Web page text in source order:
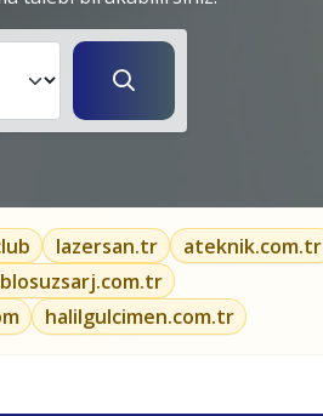
lazersan.tr
ateknik.com.tr
halilgulcimen.com.tr